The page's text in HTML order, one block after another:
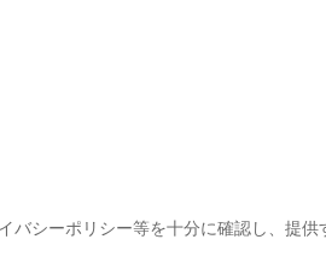
シーポリシー等を十分に確認し、提